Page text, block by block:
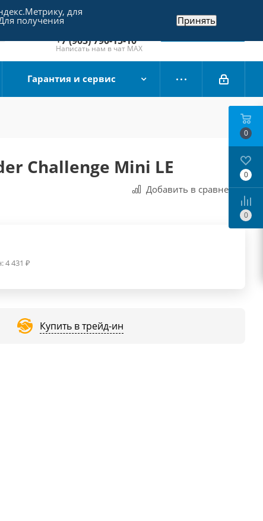
+7 (495) 790-15-10
Отдел продаж
+7 (903) 790-15-10
Написать нам в чат MAX
Заказать звонок
Гарантия и сервис
Challenge Mini LE
Добавить в сравнения
4 431 ₽
Купить в трейд-ин
0
0
0
для
получения Принять